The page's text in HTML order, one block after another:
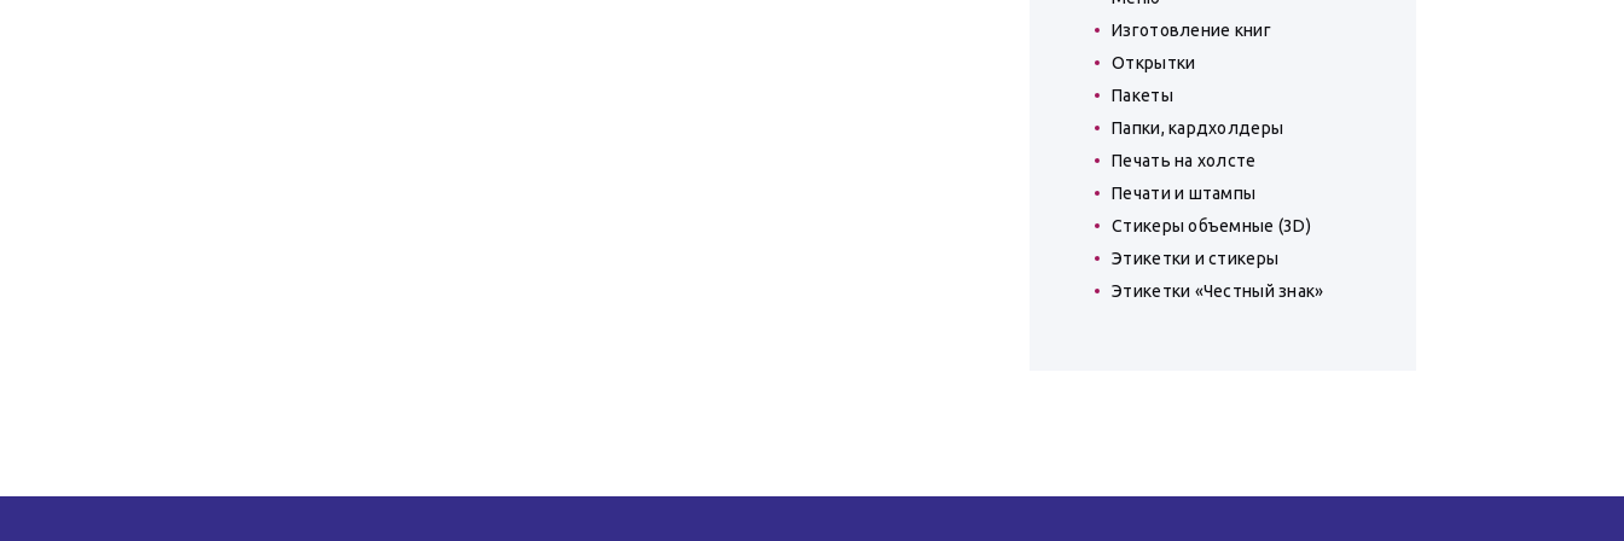
Изготовление книг
Открытки
Пакеты
Папки, кардхолдеры
Печать на холсте
Печати и штампы
Стикеры объемные (3D)
Этикетки и стикеры
Этикетки «Честный знак»